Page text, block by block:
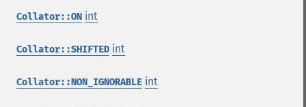
Collator::ON int
Collator::SHIFTED int
Collator::NON_IGNORABLE int